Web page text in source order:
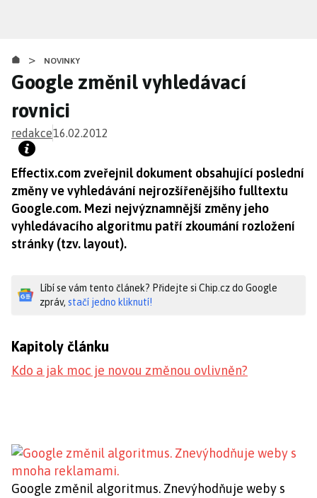
obsahu
> NOVINKY
Google změnil vyhledávací
rovnici
redakce16.02.2012
Effectix.com zveřejnil dokument obsahující poslední
změny ve vyhledávání nejrozšířenějšího fulltextu
Google.com. Mezi nejvýznamnější změny jeho
vyhledávacího algoritmu patří zkoumání rozložení
stránky (tzv. layout).
Líbí se vám tento článek? Přidejte si Chip.cz do Google
zpráv, stačí jedno kliknutí!
Kapitoly článku
Kdo a jak moc je novou změnou ovlivněn?
Google změnil algoritmus. Znevýhodňuje weby s